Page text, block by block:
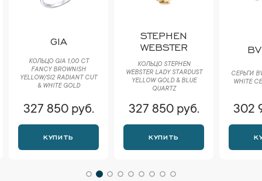
GIA
КОЛЬЦО GIA 1,00 CT
FANCY BROWNISH
YELLOW/SI2 RADIANT CUT
& WHITE GOLD
327 850 руб.
КУПИТЬ
STEPHEN
WEBSTER
КОЛЬЦО STEPHEN
WEBSTER LADY STARDUST
YELLOW GOLD & BLUE
QUARTZ
327 850 руб.
КУПИТЬ
СЕРЬГИ
WHITE
302